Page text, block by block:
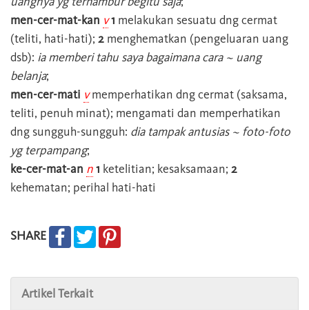
men-cer-mat-kan v1 melakukan sesuatu dng cermat
(teliti, hati-hati); 2 menghematkan (pengeluaran uang
dsb): ia memberi tahu saya bagaimana cara ~ uang
belanja;
men-cer-mati vmemperhatikan dng cermat (saksama,
teliti, penuh minat); mengamati dan memperhatikan
dng sungguh-sungguh: dia tampak antusias ~ foto-foto
yg terpampang;
ke-cer-mat-an n1 ketelitian; kesaksamaan; 2
kehematan; perihal hati-hati
SHARE
Artikel Terkait